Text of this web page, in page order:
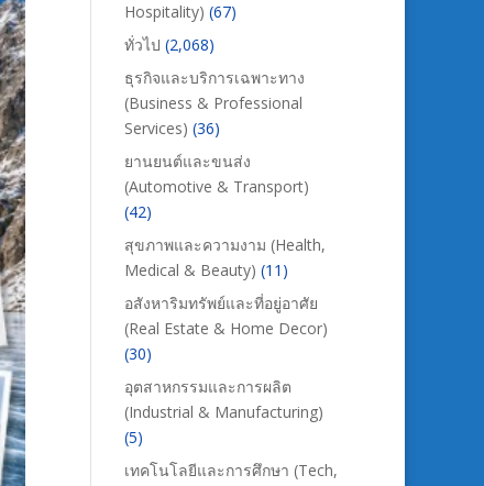
Hospitality) (67)
ทั่วไป (2,068)
ธุรกิจและบริการเฉพาะทาง
(Business & Professional
Services) (36)
ยานยนต์และขนส่ง
(Automotive & Transport)
(42)
สุขภาพและความงาม (Health,
Medical & Beauty) (11)
อสังหาริมทรัพย์และที่อยู่อาศัย
(Real Estate & Home Decor)
(30)
อุตสาหกรรมและการผลิต
(Industrial & Manufacturing)
(5)
เทคโนโลยีและการศึกษา (Tech,